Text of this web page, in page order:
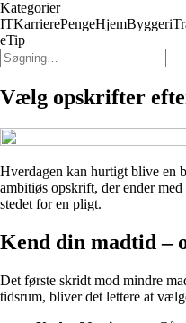
Kategorier
ITKarrierePengeHjemByggeri
eTip
Vælg opskrifter
Hverdagen kan hurtigt blive en
ambitiøs opskrift, der ender
stedet for en pligt.
Kend din madtid –
Det første skridt mod mindre
tidsrum, bliver det lettere at